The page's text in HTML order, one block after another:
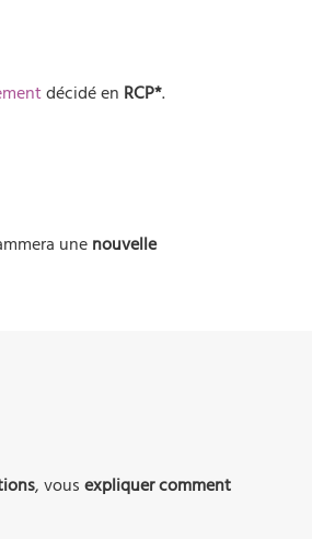
décidé en RCP*.
une nouvelle
, vous expliquer comment